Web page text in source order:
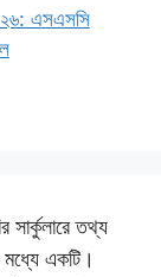
এসএসসি
সার্কুলারে তথ্য
মধ্যে একটি।